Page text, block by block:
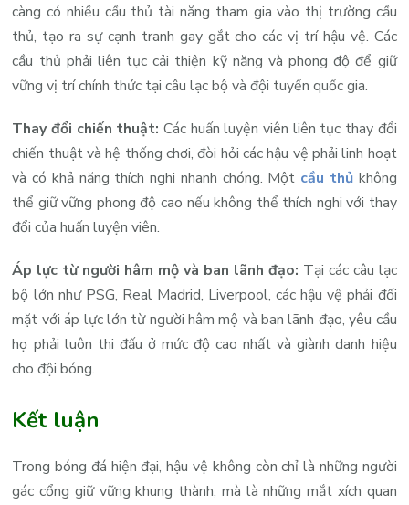
càng có nhiều cầu thủ tài năng tham gia vào thị trường cầu
thủ, tạo ra sự cạnh tranh gay gắt cho các vị trí hậu vệ. Các
cầu thủ phải liên tục cải thiện kỹ năng và phong độ để giữ
vững vị trí chính thức tại câu lạc bộ và đội tuyển quốc gia.
Thay đổi chiến thuật: Các huấn luyện viên liên tục thay đổi
chiến thuật và hệ thống chơi, đòi hỏi các hậu vệ phải linh hoạt
và có khả năng thích nghi nhanh chóng. Một cầu thủkhông
thể giữ vững phong độ cao nếu không thể thích nghi với thay
đổi của huấn luyện viên.
Áp lực từ người hâm mộ và ban lãnh đạo: Tại các câu lạc
bộ lớn như PSG, Real Madrid, Liverpool, các hậu vệ phải đối
mặt với áp lực lớn từ người hâm mộ và ban lãnh đạo, yêu cầu
họ phải luôn thi đấu ở mức độ cao nhất và giành danh hiệu
cho đội bóng.
Kết luận
Trong bóng đá hiện đại, hậu vệ không còn chỉ là những người
gác cổng giữ vững khung thành, mà là những mắt xích quan